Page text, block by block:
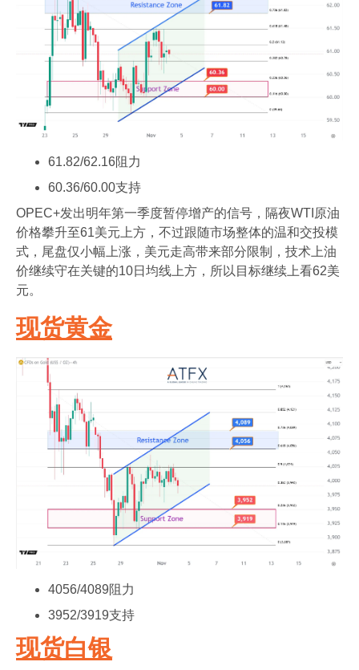
61.82/62.16阻力
60.36/60.00支持
OPEC+发出明年第一季度暂停增产的信号，隔夜WTI原油
价格攀升至61美元上方，不过跟随市场整体的温和交投模
式，尾盘仅小幅上涨，美元走高带来部分限制，技术上油
价继续守在关键的10日均线上方，所以目标继续上看62美
元。
现货黄金
4056/4089阻力
3952/3919支持
现货白银